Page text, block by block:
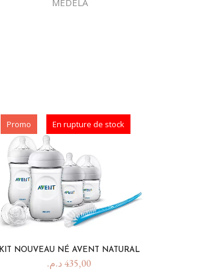
MEDELA
Promo En rupture de stock
KIT NOUVEAU NÉ AVENT NATURAL
435,00 د.م.